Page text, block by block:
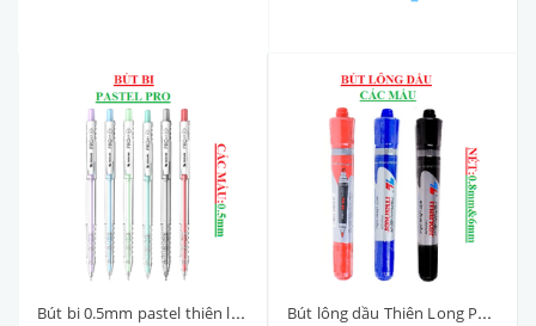
Bút bi 0.5mm pastel thiên long pro027 TL105 Bút lông dầu Thiên Long PM09 nét 0.8mm & 6mm